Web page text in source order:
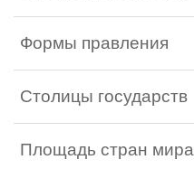
Формы правления
Столицы государств
Площадь стран мира